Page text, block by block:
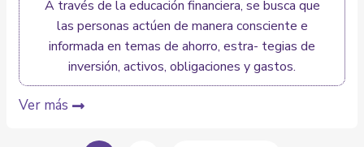
A través de la educación financiera, se busca que
las personas actúen de manera consciente e
informada en temas de ahorro, estra- tegias de
inversión, activos, obligaciones y gastos.
Ver más